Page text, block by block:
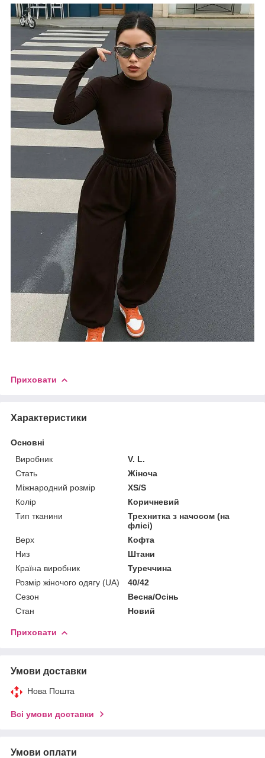
Приховати
Характеристики
Основні
Виробник
V. L.
Стать
Жіноча
Міжнародний розмір
XS/S
Колір
Коричневий
Тип тканини
Трехнитка з начосом (на
флісі)
Верх
Кофта
Низ
Штани
Країна виробник
Туреччина
Розмір жіночого одягу (UA)
40/42
Сезон
Весна/Осінь
Стан
Новий
Приховати
Умови доставки
Нова Пошта
Всі умови доставки
Умови оплати